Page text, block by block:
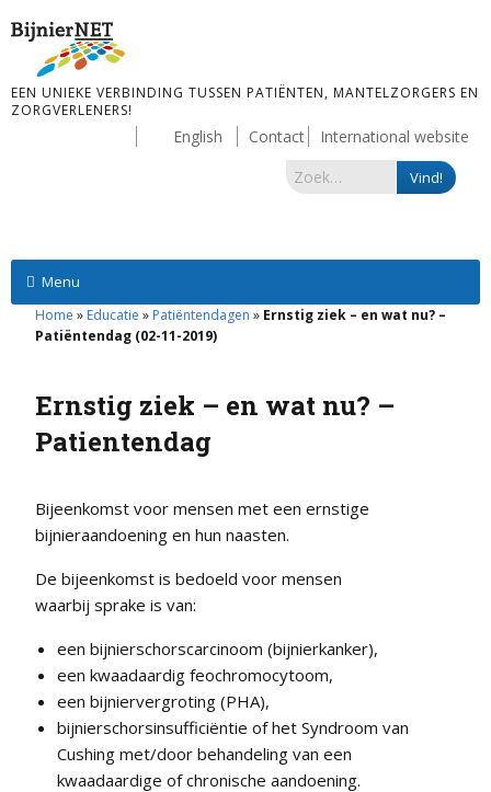
EEN UNIEKE VERBINDING TUSSEN PATIËNTEN, MANTELZORGERS EN
ZORGVERLENERS!
English Contact International website
Menu
Home » Educatie » Patiëntendagen » Ernstig ziek – en wat nu? –
Patiëntendag (02-11-2019)
Ernstig ziek – en wat nu? –
Patientendag
Bijeenkomst voor mensen met een ernstige
bijnieraandoening en hun naasten.
De bijeenkomst is bedoeld voor mensen
waarbij sprake is van:
een bijnierschorscarcinoom (bijnierkanker),
een kwaadaardig feochromocytoom,
een bijniervergroting (PHA),
bijnierschorsinsufficiëntie of het Syndroom van
Cushing met/door behandeling van een
kwaadaardige of chronische aandoening.